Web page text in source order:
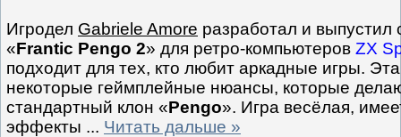
Игродел Gabriele Amore разработал и выпустил
«Frantic Pengo 2» для ретро-компьютеров ZX
подходит для тех, кто любит аркадные игры.
некоторые геймплейные нюансы, которые
стандартный клон «Pengo». Игра весёлая,
эффекты ... Читать дальше »